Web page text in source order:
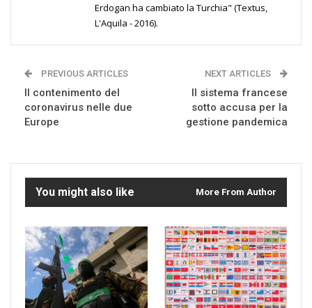
Erdogan ha cambiato la Turchia" (Textus,
L'Aquila - 2016).
PREVIOUS ARTICLES
Il contenimento del
coronavirus nelle due
Europe
NEXT ARTICLES
Il sistema francese
sotto accusa per la
gestione pandemica
You might also like More From Author